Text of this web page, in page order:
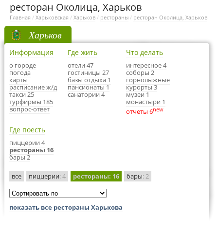
ресторан Околица, Харьков
Главная / Харьковская / Харьков / рестораны / ресторан Околица, Харьков
Харьков
Информация
о городе
погода
карты
расписание ж/д
такси 25
турфирмы 185
вопрос-ответ
Где жить
отели 47
гостиницы 27
базы отдыха 1
пансионаты 1
санатории 4
Что делать
интересное 4
соборы 2
горнолыжные
курорты 3
музеи 1
монастыри 1
отчеты 6new
Где поесть
пиццерии 4
рестораны 16
бары 2
все пиццерии: 4 рестораны: 16 бары: 2
показать все рестораны Харькова